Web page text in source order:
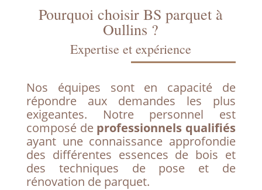
Pourquoi choisir BS parquet à
Oullins ?
Expertise et expérience
Nos équipes sont en capacité de
répondre aux demandes les plus
exigeantes. Notre personnel est
composé de professionnels qualifiés
ayant une connaissance approfondie
des différentes essences de bois et
des techniques de pose et de
rénovation de parquet.